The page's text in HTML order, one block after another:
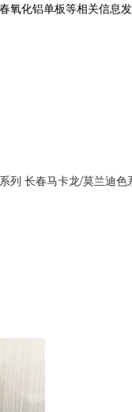
氧化铝单板等相关信息
列 长春马卡龙/莫兰迪色